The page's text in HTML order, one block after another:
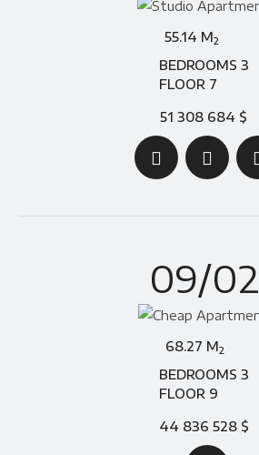
55.14 M2
BEDROOMS 3
FLOOR 7
51 308 684 $
09/02
68.27 M2
BEDROOMS 3
FLOOR 9
44 836 528 $